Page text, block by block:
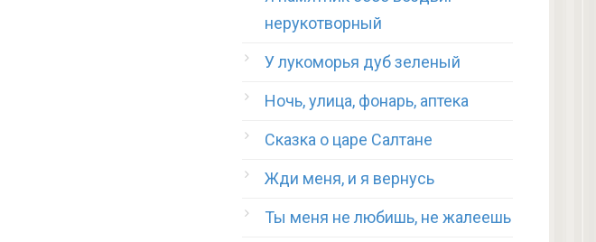
нерукотворный
У лукоморья дуб зеленый
Ночь, улица, фонарь, аптека
Сказка о царе Салтане
Жди меня, и я вернусь
Ты меня не любишь, не жалеешь